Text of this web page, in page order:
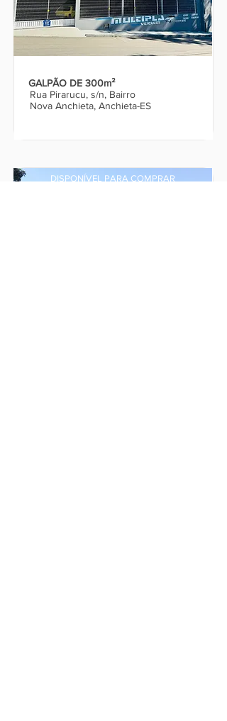
GALPÃO DE 300m²
Rua Pirarucu, s/n, Bairro
Nova Anchieta, Anchieta-ES
DISPONÍVEL PARA COMPRAR